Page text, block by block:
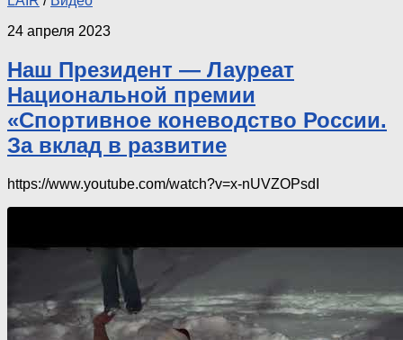
24 апреля 2023
Наш Президент — Лауреат
Национальной премии
«Спортивное коневодство России.
За вклад в развитие
https://www.youtube.com/watch?v=x-nUVZOPsdI